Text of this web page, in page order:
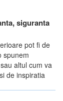
siguranta
pot fi de
spunem
altul cum va
de inspiratia